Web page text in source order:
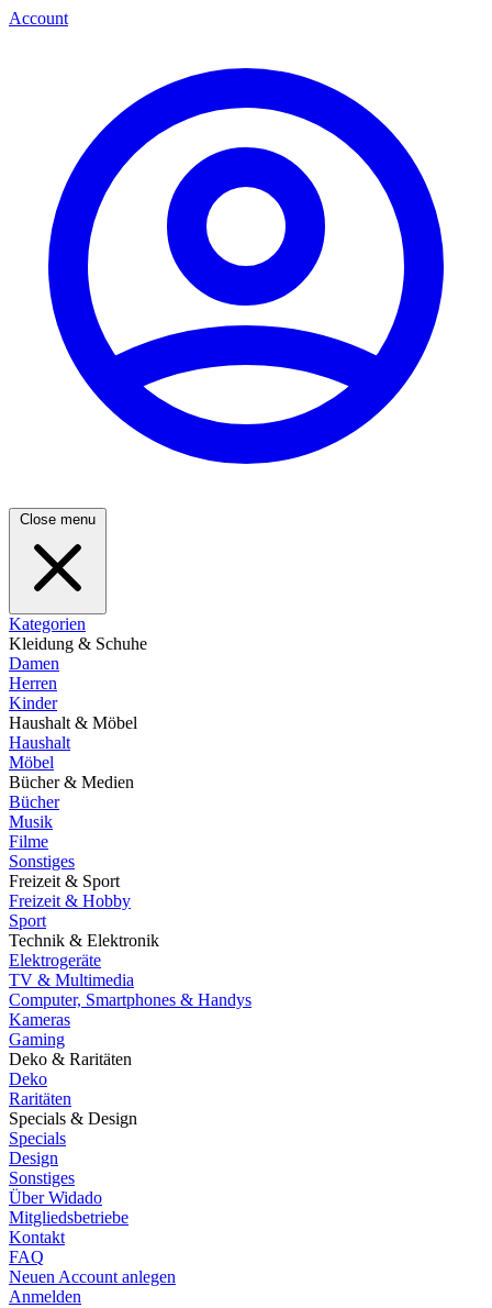
Account
Close menu
Kategorien
Kleidung & Schuhe
Damen
Herren
Kinder
Haushalt & Möbel
Haushalt
Möbel
Bücher & Medien
Bücher
Musik
Filme
Sonstiges
Freizeit & Sport
Freizeit & Hobby
Sport
Technik & Elektronik
Elektrogeräte
TV & Multimedia
Computer, Smartphones & Handys
Kameras
Gaming
Deko & Raritäten
Deko
Raritäten
Specials & Design
Specials
Design
Sonstiges
Über Widado
Mitgliedsbetriebe
Kontakt
FAQ
Neuen Account anlegen
Anmelden